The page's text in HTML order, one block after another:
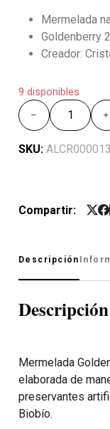
Mermelada
Goldenberry
Creador:
9 disponibles
SKU: ALCR000013
Compartir:
Descripción
Descripción
Mermelada
elaborada de
preservantes
Biobío.